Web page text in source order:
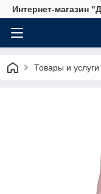
Интернет-магазин
Товары и услуги